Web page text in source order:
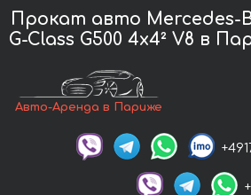
Прокат авто Mercedes-
G-Class G500 4x4² V8 в
Авто-Аренда в Париже